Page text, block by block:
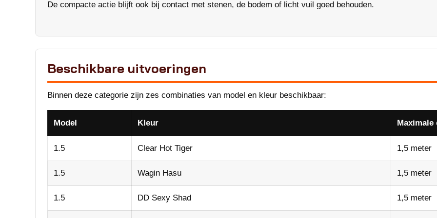
De compacte actie blijft ook bij contact met stenen, de bodem of licht vuil goed behouden.
Beschikbare uitvoeringen
Binnen deze categorie zijn zes combinaties van model en kleur beschikbaar:
Model Kleur
1.5 Clear Hot Tiger 1,5 meter
1.5 Wagin Hasu 1,5 meter
1.5 DD Sexy Shad 1,5 meter